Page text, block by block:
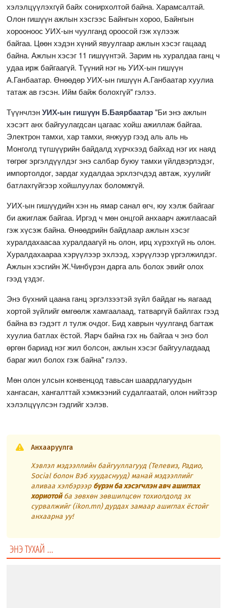
хэлэлцүүлэхгүй байх сонирхолтой байна. Харамсалтай.
Олон гишүүн ажлын хэсгээс Байнгын хороо, Байнгын
хорооноос УИХ-ын чуулганд ороосой гэж хүлээж
байгаа. Цөөн хэдэн хүний явуулгаар ажлын хэсэг гацаад
байна. Ажлын хэсэг 11 гишүүнтэй. Зарим нь хуралдаа ганц ч
удаа ирж байгаагүй. Түүний нэг нь УИХ-ын гишүүн
А.Ганбаатар. Өнөөдөр УИХ-ын гишүүн А.Ганбаатар хуулиа
татаж ав гэсэн. Ийм байж болохгүй" гэлээ.
ТүүнчлэнУИХ-ын гишүүн Б.Баярбаатар"Би энэ ажлын
хэсэгт анх байгуулагдсан цагаас хойш ажиллаж байгаа.
Электрон тамхи, хар тамхи, янжуур гээд аль аль нь
Монголд түгшүүрийн байдалд хүрчхээд байхад нэг их наяд
төгрөг эргэлдүүлдэг энэ салбар буюу тамхи үйлдвэрлэдэг,
импортолдог, зардаг худалдаа эрхлэгчдэд автаж, хуулийг
батлахгүйгээр хойшлуулах боломжгүй.
УИХ-ын гишүүдийн хэн нь ямар санал өгч, юу хэлж байгааг
би ажиглаж байгаа. Иргэд ч мөн онцгой анхаарч ажиглаасай
гэж хүсэж байна. Өнөөдрийн байдлаар ажлын хэсэг
хуралдахаасаа хуралдаагүй нь олон, ирц хүрэхгүй нь олон.
Хуралдахаараа хэрүүлээр эхлээд, хэрүүлээр үргэлжилдэг.
Ажлын хэсгийн Ж.Чинбүрэн дарга аль болох эвийг олох
гээд үздэг.
Энэ бүхний цаана ганц эргэлзээтэй зүйл байдаг нь яагаад
хортой зүйлийг өмгөөлж хамгаалаад, татваргүй байлгах гээд
байна вэ гэдэгт л тулж очдог. Бид хаврын чуулганд багтаж
хуулиа батлах ёстой. Яарч байна гэх нь байгаа ч энэ бол
өргөн бариад нэг жил болсон, ажлын хэсэг байгуулагдаад
бараг жил болох гэж байна" гэлээ.
Мөн олон улсын конвенцод тавьсан шаардлагуудын
хангасан, хангалттай хэмжээний судалгаатай, олон нийтээр
хэлэлцүүлсэн гэдгийг хэлэв.
Анхааруулга
Хэвлэл мэдээллийн байгууллагууд (Телевиз, Радио,
Social болон Вэб хуудаснууд) манай мэдээллийг
аливаа хэлбэрээр бүрэн ба хэсэгчлэн авч ашиглах
хориотойба зөвхөн зөвшилцсөн тохиолдолд эх
сурвалжийг (ikon.mn) дурдах замаар ашиглах ёстойг
анхаарна уу!
ЭНЭ ТУХАЙ ...